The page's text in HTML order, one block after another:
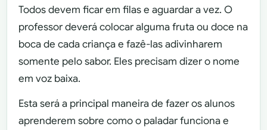
Todos devem ficar em filas e aguardar a vez. O
professor deverá colocar alguma fruta ou doce na
boca de cada criança e fazê-las adivinharem
somente pelo sabor. Eles precisam dizer o nome
em voz baixa.
Esta será a principal maneira de fazer os alunos
aprenderem sobre como o paladar funciona e